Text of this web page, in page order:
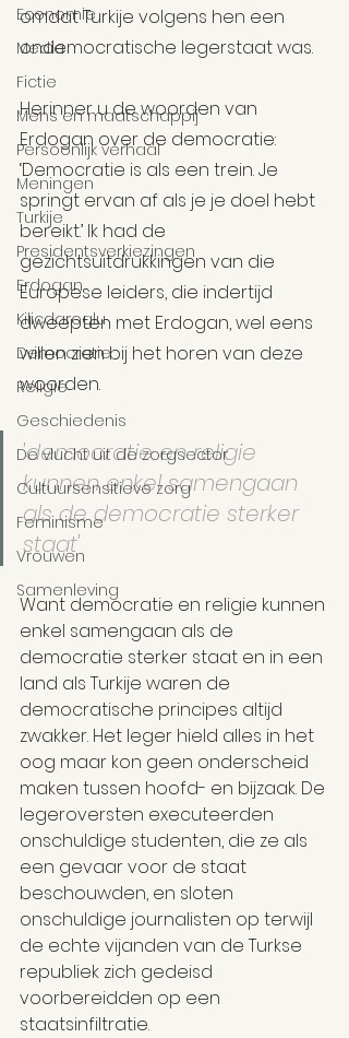
Economie
Media
Fictie
Mens en maatschappij
Persoonlijk verhaal
Meningen
Turkije
Presidentsverkiezingen
Erdogan
Kilicdaroglu
Democratie
Religie
Geschiedenis
De vlucht uit de zorgsector
Cultuursensitieve zorg
Feminisme
Vrouwen
Samenleving
omdat Turkije volgens hen een
ondemocratische legerstaat was.
Herinner u de woorden van
Erdogan over de democratie:
‘Democratie is als een trein. Je
springt ervan af als je je doel hebt
bereikt.’ Ik had de
gezichtsuitdrukkingen van die
Europese leiders, die indertijd
dweepten met Erdogan, wel eens
willen zien bij het horen van deze
woorden.
'democratie en religie
kunnen enkel samengaan
als de democratie sterker
staat'
Want democratie en religie kunnen
enkel samengaan als de
democratie sterker staat en in een
land als Turkije waren de
democratische principes altijd
zwakker. Het leger hield alles in het
oog maar kon geen onderscheid
maken tussen hoofd- en bijzaak. De
legeroversten executeerden
onschuldige studenten, die ze als
een gevaar voor de staat
beschouwden, en sloten
onschuldige journalisten op terwijl
de echte vijanden van de Turkse
republiek zich gedeisd
voorbereidden op een
staatsinfiltratie.